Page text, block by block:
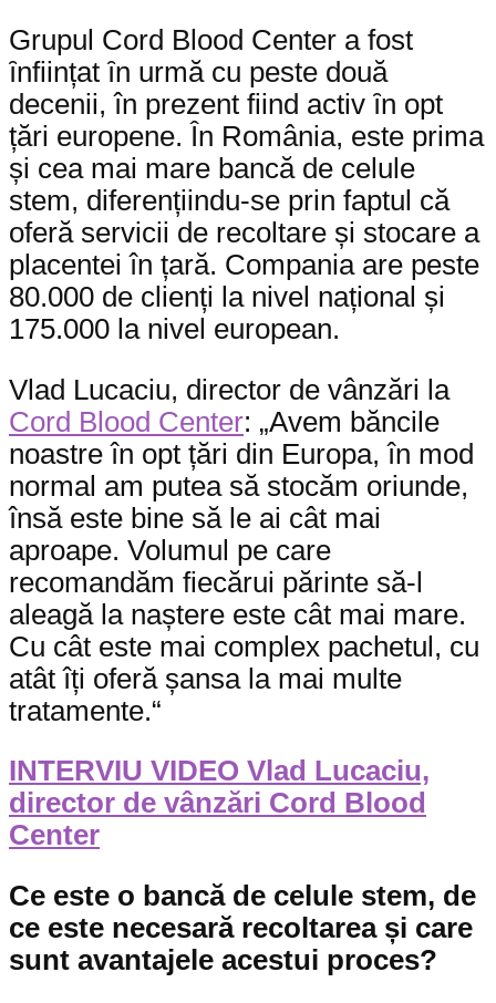
Grupul Cord Blood Center a fost
ȋnființat ȋn urmă cu peste două
decenii, în prezent fiind activ ȋn opt
țări europene. În România, este prima
și cea mai mare bancă de celule
stem, diferențiindu-se prin faptul că
oferă servicii de recoltare și stocare a
placentei în țară. Compania are peste
80.000 de clienți la nivel național și
175.000 la nivel european.
Vlad Lucaciu, director de vânzări la
Cord Blood Center: „Avem băncile
noastre în opt țări din Europa, în mod
normal am putea să stocăm oriunde,
însă este bine să le ai cât mai
aproape. Volumul pe care
recomandăm fiecărui părinte să-l
aleagă la naștere este cât mai mare.
Cu cât este mai complex pachetul, cu
atât îți oferă șansa la mai multe
tratamente.“
INTERVIU VIDEO Vlad Lucaciu,
director de vânzări Cord Blood
Center
Ce este o bancă de celule stem, de
ce este necesară recoltarea și care
sunt avantajele acestui proces?